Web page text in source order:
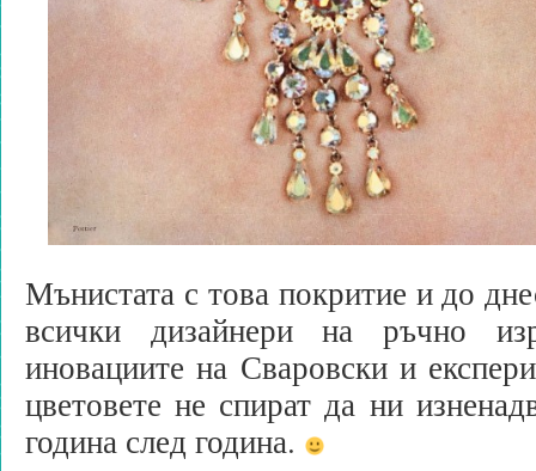
Мънистата с това покритие и до
всички дизайнери на ръчно
иновациите на Сваровски и
цветовете не спират да ни
година след година.